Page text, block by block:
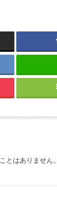
とはありません。